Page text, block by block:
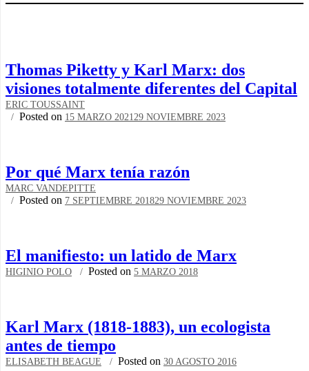
Thomas Piketty y Karl Marx: dos
visiones totalmente diferentes del Capital
ERIC TOUSSAINT
Posted on 15 MARZO 202129 NOVIEMBRE 2023
Por qué Marx tenía razón
MARC VANDEPITTE
Posted on 7 SEPTIEMBRE 201829 NOVIEMBRE 2023
El manifiesto: un latido de Marx
HIGINIO POLO Posted on 5 MARZO 2018
Karl Marx (1818-1883), un ecologista
antes de tiempo
ELISABETH BEAGUE Posted on 30 AGOSTO 2016